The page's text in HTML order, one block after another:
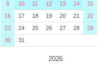
9
10 11 12 13 14
15
16
17 18 19 20 21
22
23
24 25 26 27 28
29
30
31
2026